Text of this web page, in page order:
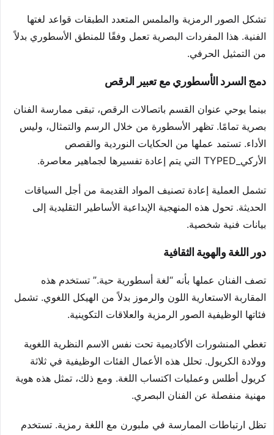
تشكل الصور الرمزية والملمس المتعدد الطبقات قواعد لغتها
الفنية. هذا المفردات البصرية تعمل وفقًا للمنطق الأسطوري بدلاً
من التمثيل الحرفي.
دمج السرد الأسطوري مع تعبير الرقص
بينما يوحي عنوان القسم باتصالات الرقص، تبقى ممارسة الفنان
بصرية تمامًا. تظهر الأسطورة من خلال الرسم والتمثال، وليس
الأداء. تستمد عملها من الحكايات النوردية والقصص
الأركي_TYPED التي يتم إعادة تفسيرها لجماهير معاصرة.
تشمل العملية إعادة تصنيف المواد القديمة من أجل السياقات
الحديثة. تحول هذه المنهجية الإبداعية الأساطير التقليدية إلى
بيانات فنية شخصية.
دور اللغة والهوية الثقافية
تصف الفنان عملها بأنه “لغة أسطورية حية.” تستخدم هذه
المقاربة الاستعارية اللون والرموز بدلاً من الهيكل اللغوي. تشمل
فئاتها الوظيفية الصور الرمزية والعلاقات التكوينية.
تغطي المنشورات الأكاديمية تحت نفس الاسم النظرية اللغوية
وولادة الكريول. تحلل هذه الأعمال الفئات الوظيفية في ثلاثة
كريول أطلس وعمليات اكتساب اللغة. ومع ذلك، تمثل هذه هوية
مهنية منفصلة عن الفنان البصري.
تظل ارتباطات الممارسة في ملبورن مع اللغة رمزية. تستخدم